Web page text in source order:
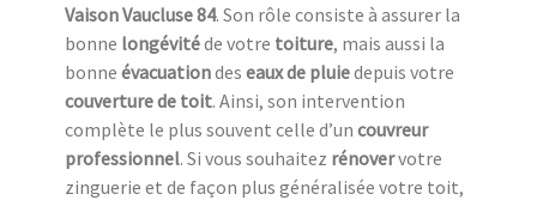
Vaison Vaucluse 84. Son rôle consiste à assurer la
bonne longévitéde votre toiture, mais aussi la
bonne évacuationdes eaux de pluiedepuis votre
couverture de toit. Ainsi, son intervention
complète le plus souvent celle d’un couvreur
professionnel. Si vous souhaitez rénovervotre
zinguerie et de façon plus généralisée votre toit,